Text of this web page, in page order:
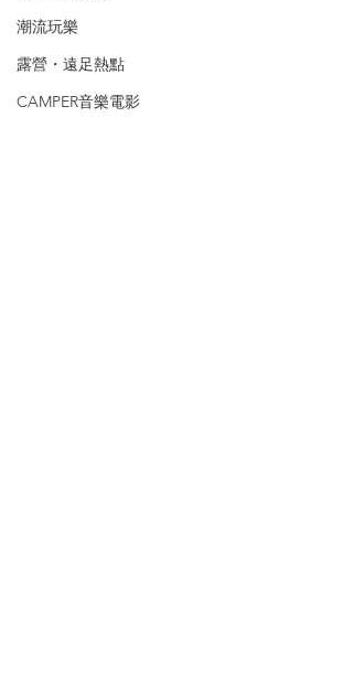
潮流玩樂
露營・遠足熱點
CAMPER音樂電影